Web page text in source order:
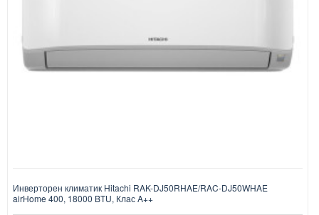
Инверторен климатик Hitachi RAK-DJ50RHAE/RAC-DJ50WHAE
airHome 400, 18000 BTU, Клас A++